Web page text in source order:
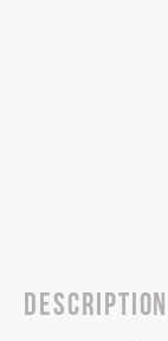
Description